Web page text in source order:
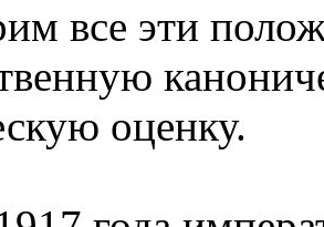
все эти
оценку.